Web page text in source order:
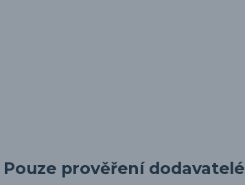
Pouze prověření dodavatelé